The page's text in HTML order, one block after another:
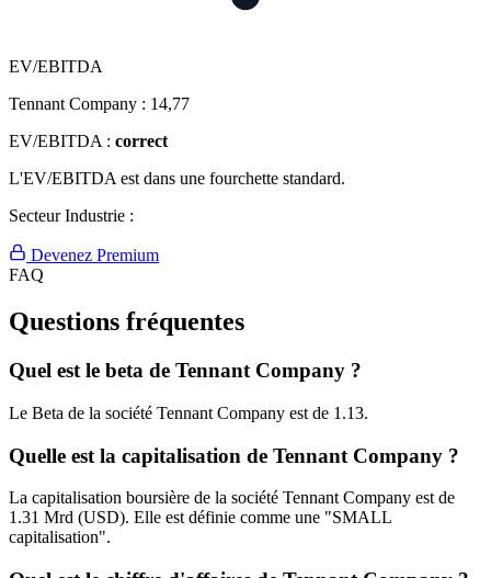
EV/EBITDA
Tennant Company : 14,77
EV/EBITDA : correct
L'EV/EBITDA est dans une fourchette standard.
Secteur Industrie :
Devenez Premium
FAQ
Questions fréquentes
Quel est le beta de Tennant Company ?
Le Beta de la société Tennant Company est de 1.13.
Quelle est la capitalisation de Tennant Company ?
La capitalisation boursière de la société Tennant Company est de
1.31 Mrd (USD). Elle est définie comme une "SMALL
capitalisation".